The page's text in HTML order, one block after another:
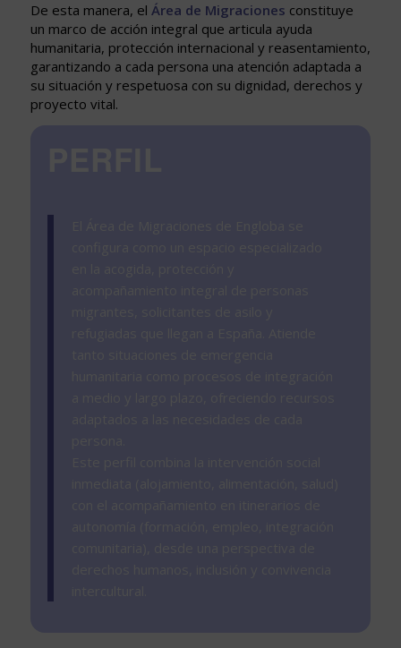
De esta manera, el Área de Migraciones constituye
un marco de acción integral que articula ayuda
humanitaria, protección internacional y reasentamiento,
garantizando a cada persona una atención adaptada a
su situación y respetuosa con su dignidad, derechos y
proyecto vital.